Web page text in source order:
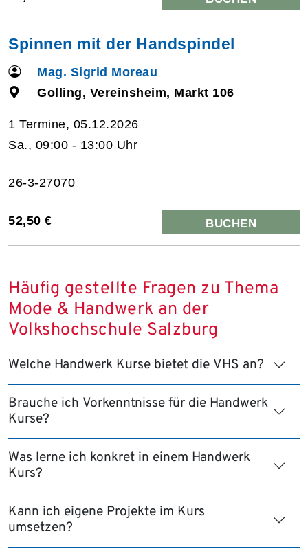
Spinnen mit der Handspindel
Mag. Sigrid Moreau
Golling, Vereinsheim, Markt 106
1 Termine, 05.12.2026
Sa., 09:00 - 13:00 Uhr
26-3-27070
52,50 € BUCHEN
Häufig gestellte Fragen zu Thema
Mode & Handwerk an der
Volkshochschule Salzburg
Welche Handwerk Kurse bietet die VHS an?
Brauche ich Vorkenntnisse für die Handwerk
Kurse?
Was lerne ich konkret in einem Handwerk
Kurs?
Kann ich eigene Projekte im Kurs
umsetzen?